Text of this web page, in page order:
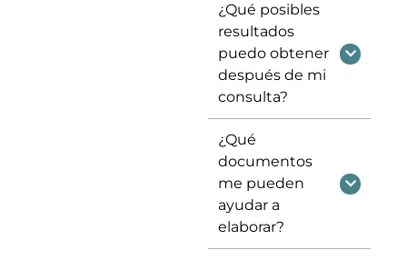
¿Qué posibles
resultados
puedo obtener
después de mi
consulta?
¿Qué
documentos
me pueden
ayudar a
elaborar?